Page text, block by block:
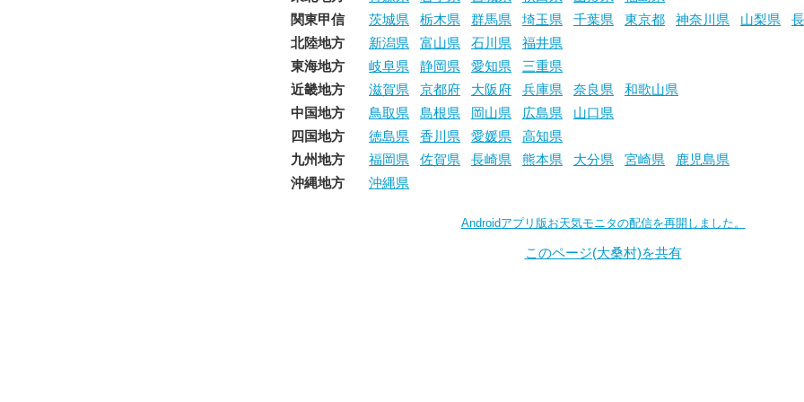
関東甲信
茨城県 栃木県 群馬県 埼玉県 千葉県 東京都 神奈川県 山梨県
北陸地方
新潟県 富山県 石川県
福井県
東海地方
岐阜県 静岡県 愛知県
三重県
近畿地方
滋賀県 京都府 大阪府 兵庫県 奈良県
和歌山県
中国地方
鳥取県 島根県 岡山県 広島県
山口県
四国地方
徳島県 香川県 愛媛県
高知県
九州地方
福岡県 佐賀県 長崎県 熊本県 大分県 宮崎県
鹿児島県
沖縄地方
沖縄県
Androidアプリ版お天気モニタの配信を再開しました。
このページ(大桑村)を共有